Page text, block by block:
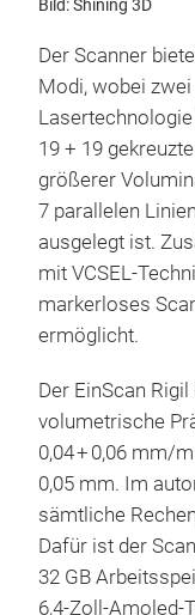
Bild: Shining 3D
Der Scanner
Modi, wobei
19 + 19
größerer
7 parallelen
ausgelegt ist.
mit VCSEL-
markerloses
ermöglicht.
Der EinScan
volumetrische
0,04 + 0,06 mm/
0,05 mm. Im
sämtliche
Dafür ist der
32 GB
6,4-Zoll-Amoled-